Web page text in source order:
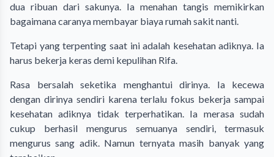
dua ribuan dari sakunya. Ia menahan tangis memikirkan
bagaimana caranya membayar biaya rumah sakit nanti.
Tetapi yang terpenting saat ini adalah kesehatan adiknya. Ia
harus bekerja keras demi kepulihan Rifa.
Rasa bersalah seketika menghantui dirinya. Ia kecewa
dengan dirinya sendiri karena terlalu fokus bekerja sampai
kesehatan adiknya tidak terperhatikan. Ia merasa sudah
cukup berhasil mengurus semuanya sendiri, termasuk
mengurus sang adik. Namun ternyata masih banyak yang